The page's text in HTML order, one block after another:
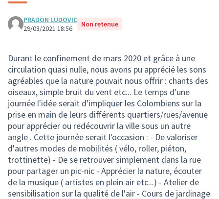
PRADON LUDOVIC
29/03/2021 18:56
Non retenue
Durant le confinement de mars 2020 et grâce à une
circulation quasi nulle, nous avons pu apprécié les sons
agréables que la nature pouvait nous offrir : chants des
oiseaux, simple bruit du vent etc... Le temps d'une
journée l'idée serait d'impliquer les Colombiens sur la
prise en main de leurs différents quartiers/rues/avenue
pour apprécier ou redécouvrir la ville sous un autre
angle . Cette journée serait l'occasion : - De valoriser
d'autres modes de mobilités ( vélo, roller, piéton,
trottinette) - De se retrouver simplement dans la rue
pour partager un pic-nic - Apprécier la nature, écouter
de la musique ( artistes en plein air etc...) - Atelier de
sensibilisation sur la qualité de l'air - Cours de jardinage